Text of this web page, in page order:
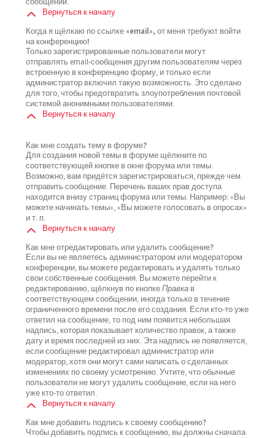
сообщений.
Вернуться к началу
Когда я щёлкаю по ссылке «email», от меня требуют войти
на конференцию!
Только зарегистрированные пользователи могут
отправлять email-сообщения другим пользователям через
встроенную в конференцию форму, и только если
администратор включил такую возможность. Это сделано
для того, чтобы предотвратить злоупотребления почтовой
системой анонимными пользователями.
Вернуться к началу
Как мне создать тему в форуме?
Для создания новой темы в форуме щёлкните по
соответствующей кнопке в окне форума или темы.
Возможно, вам придётся зарегистрироваться, прежде чем
отправить сообщение. Перечень ваших прав доступа
находится внизу страниц форума или темы. Например: «Вы
можете начинать темы», «Вы можете голосовать в опросах»
и т. п.
Вернуться к началу
Как мне отредактировать или удалить сообщение?
Если вы не являетесь администратором или модератором
конференции, вы можете редактировать и удалять только
свои собственные сообщения. Вы можете перейти к
редактированию, щёлкнув по кнопкеПравкав
соответствующем сообщении, иногда только в течение
ограниченного времени после его создания. Если кто-то уже
ответил на сообщение, то под ним появится небольшая
надпись, которая показывает количество правок, а также
дату и время последней из них. Эта надпись не появляется,
если сообщение редактировал администратор или
модератор, хотя они могут сами написать о сделанных
изменениях по своему усмотрению. Учтите, что обычные
пользователи не могут удалить сообщение, если на него
уже кто-то ответил.
Вернуться к началу
Как мне добавить подпись к своему сообщению?
Чтобы добавить подпись к сообщению, вы должны сначала